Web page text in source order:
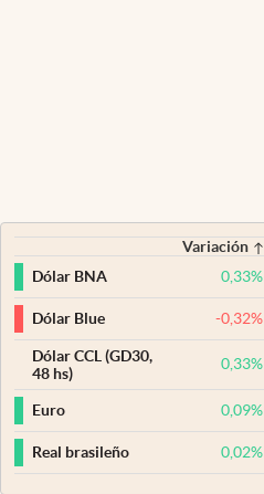
Variación
Dólar BNA
0,33%
Dólar Blue -0,32%
Dólar CCL (GD30,
48 hs)
0,33%
Euro 0,09%
Real brasileño 0,02%